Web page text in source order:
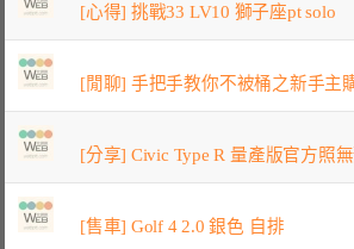
[心得] 挑戰33 LV10 獅子座pt solo
[閒聊] 手把手教你不被桶之新手主
[分享] Civic Type R 量產版官方照
[售車] Golf 4 2.0 銀色 自排